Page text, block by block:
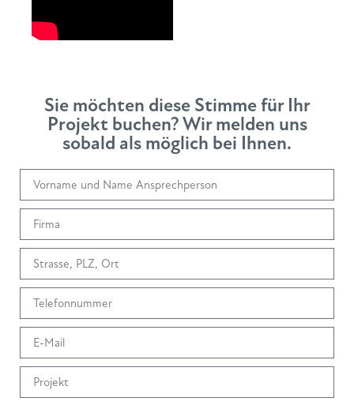
Sie möchten diese Stimme für Ihr
Projekt buchen? Wir melden uns
sobald als möglich bei Ihnen.